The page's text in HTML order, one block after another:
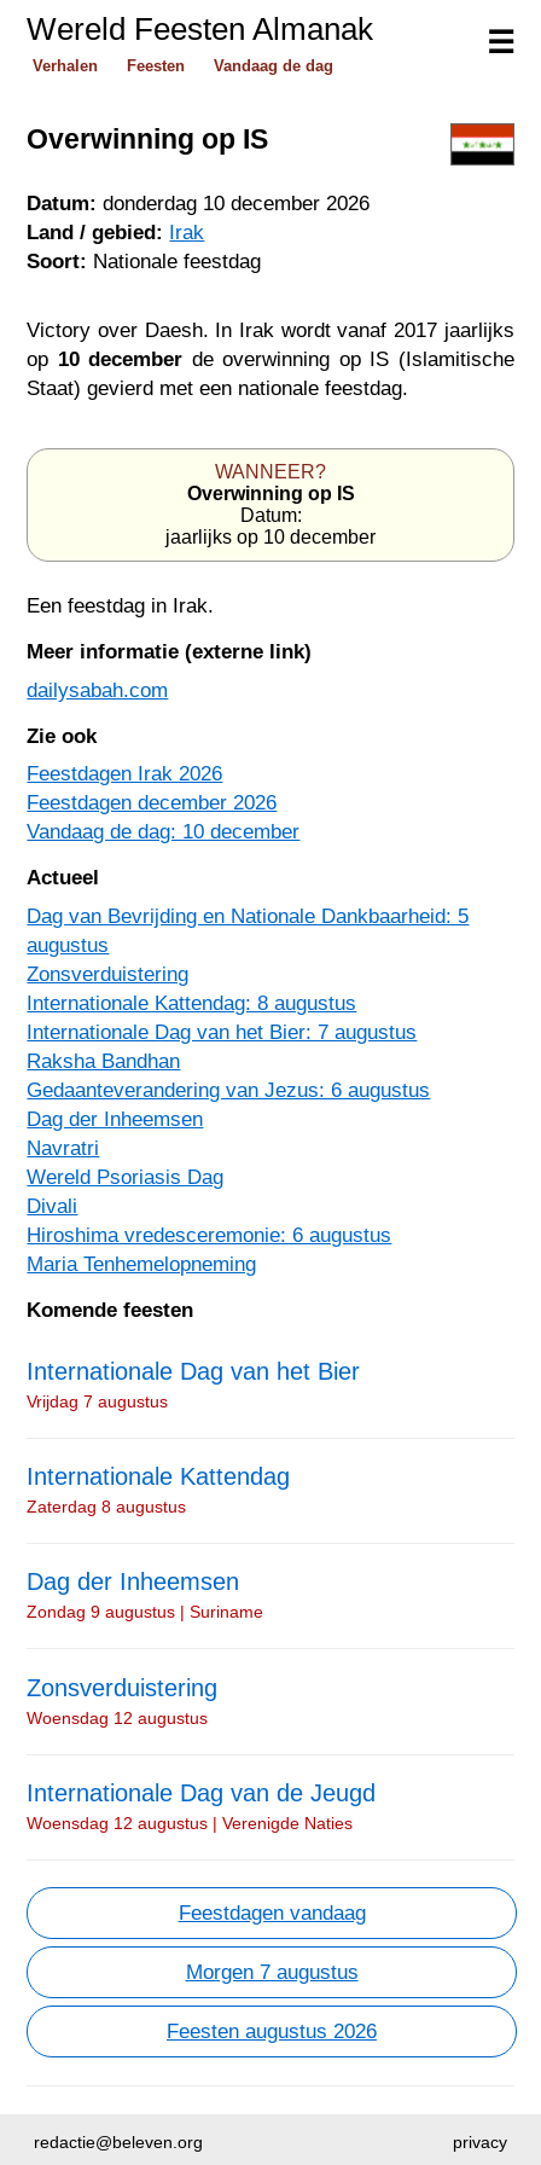
☰
Wereld Feesten Almanak
Verhalen Feesten Vandaag de dag
Overwinning op IS
Datum: donderdag 10 december 2026
Land / gebied: Irak
Soort: Nationale feestdag
Victory over Daesh. In Irak wordt vanaf 2017 jaarlijks
op 10 december de overwinning op IS (Islamitische
Staat) gevierd met een nationale feestdag.
WANNEER?
Overwinning op IS
Datum:
jaarlijks op 10 december
Een feestdag in Irak.
Meer informatie (externe link)
dailysabah.com
Zie ook
Feestdagen Irak 2026
Feestdagen december 2026
Vandaag de dag: 10 december
Actueel
Dag van Bevrijding en Nationale Dankbaarheid: 5
augustus
Zonsverduistering
Internationale Kattendag: 8 augustus
Internationale Dag van het Bier: 7 augustus
Raksha Bandhan
Gedaanteverandering van Jezus: 6 augustus
Dag der Inheemsen
Navratri
Wereld Psoriasis Dag
Divali
Hiroshima vredesceremonie: 6 augustus
Maria Tenhemelopneming
Komende feesten
Internationale Dag van het Bier
Vrijdag 7 augustus
Internationale Kattendag
Zaterdag 8 augustus
Dag der Inheemsen
Zondag 9 augustus | Suriname
Zonsverduistering
Woensdag 12 augustus
Internationale Dag van de Jeugd
Woensdag 12 augustus | Verenigde Naties
Feestdagen vandaag
Morgen 7 augustus
Feesten augustus 2026
privacy
redactie@beleven.org